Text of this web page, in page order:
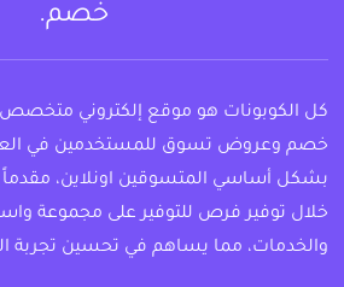
خصم.
كل الكوبونات هو موقع إلكتروني متخصص
خصم وعروض تسوق للمستخدمين في
بشكل أساسي المتسوقين اونلاين،
خلال توفير فرص للتوفير على مجموعة
والخدمات، مما يساهم في تحسين تجربة